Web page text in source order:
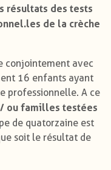
résultats des tests
de la crèche
conjointement avec
16 enfants ayant
professionnelle. A ce
ou familles testées
de quatorzaine est
soit le résultat de